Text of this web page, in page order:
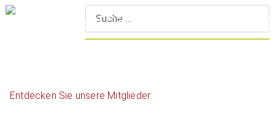
Entdecken Sie unsere Mitglieder: